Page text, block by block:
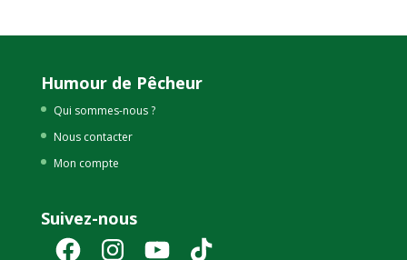
Humour de Pêcheur
Qui sommes-nous ?
Nous contacter
Mon compte
Suivez-nous
FacebookInstagramYouTube TikTok